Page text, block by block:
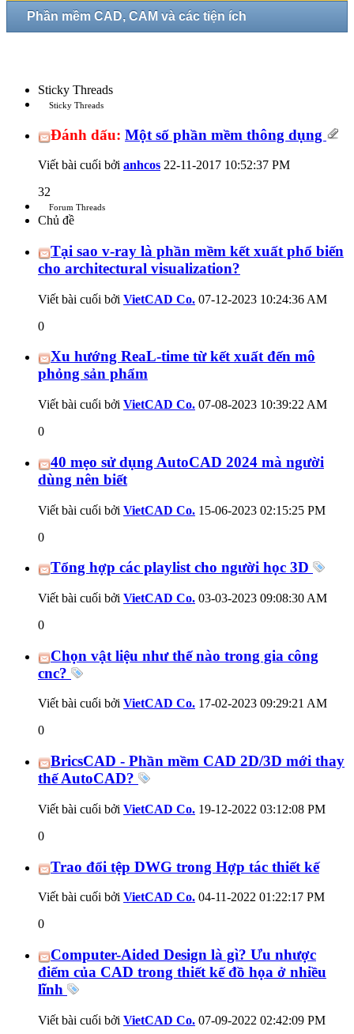
Phần mềm CAD, CAM và các tiện ích
Sticky Threads
Sticky Threads
Đánh dấu: Một số phần mềm thông dụng
Viết bài cuối bởi anhcos 22-11-2017 10:52:37 PM
32
Forum Threads
Chủ đề
Tại sao v-ray là phần mềm kết xuất phổ biến
cho architectural visualization?
Viết bài cuối bởi VietCAD Co. 07-12-2023 10:24:36 AM
0
Xu hướng ReaL-time từ kết xuất đến mô
phỏng sản phẩm
Viết bài cuối bởi VietCAD Co. 07-08-2023 10:39:22 AM
0
40 mẹo sử dụng AutoCAD 2024 mà người
dùng nên biết
Viết bài cuối bởi VietCAD Co. 15-06-2023 02:15:25 PM
0
Tổng hợp các playlist cho người học 3D
Viết bài cuối bởi VietCAD Co. 03-03-2023 09:08:30 AM
0
Chọn vật liệu như thế nào trong gia công
cnc?
Viết bài cuối bởi VietCAD Co. 17-02-2023 09:29:21 AM
0
BricsCAD - Phần mềm CAD 2D/3D mới thay
thế AutoCAD?
Viết bài cuối bởi VietCAD Co. 19-12-2022 03:12:08 PM
0
Trao đổi tệp DWG trong Hợp tác thiết kế
Viết bài cuối bởi VietCAD Co. 04-11-2022 01:22:17 PM
0
Computer-Aided Design là gì? Ưu nhược
điểm của CAD trong thiết kế đồ họa ở nhiều
lĩnh
Viết bài cuối bởi VietCAD Co. 07-09-2022 02:42:09 PM